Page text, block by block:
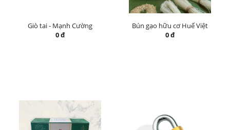
Giò tai - Mạnh Cường
0 đ
Bún gạo hữu cơ Huế Việt
0 đ